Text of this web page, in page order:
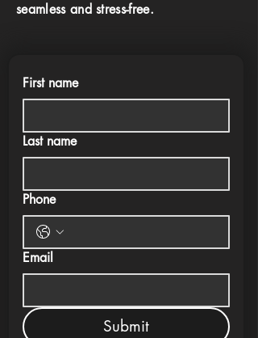
seamless and stress-free.
First name
Last name
Phone
Email
Submit